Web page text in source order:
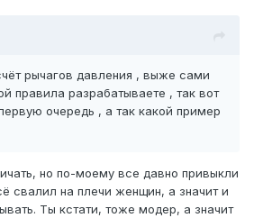
рычагов давления , выже сами
правила разрабатываете , так вот
очередь , а так какой пример
но по-моему все давно привыкли
свалил на плечи женщин, а значит и
Ты кстати, тоже модер, а значит